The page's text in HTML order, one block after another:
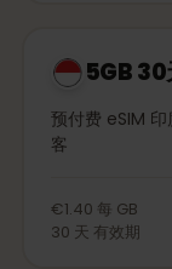
5GB 30
预付费 eSIM
客
€1.40 每 GB
30 天 有效期